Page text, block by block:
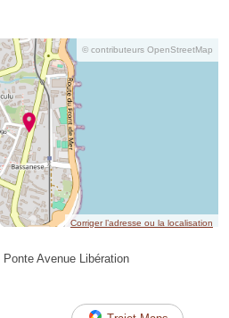
© contributeurs OpenStreetMap
Corriger l’adresse ou la localisation
Avenue Libération